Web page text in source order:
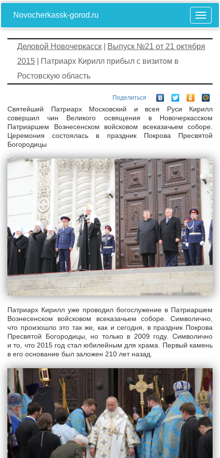
Novocherkassk-gorod.ru
Деловой Новочеркасск
Выпуск №21 от 21 октября
2015 | Патриарх Кирилл прибыл с визитом в
Ростовскую область
Поделиться
Святейший Патриарх Московский и всея Руси Кирилл
совершил чин Великого освящения в Новочеркасском
Патриаршем Вознесенском войсковом всеказачьем соборе.
Церемония состоялась в праздник Покрова Пресвятой
Богородицы
Патриарх Кирилл уже проводил богослужение в Патриаршем
Вознесенском войсковом всеказачьем соборе. Символично,
что произошло это так же, как и сегодня, в праздник Покрова
Пресвятой Богородицы, но только в 2009 году. Символично
и то, что 2015 год стал юбилейным для храма. Первый камень
в его основание был заложен 210 лет назад.